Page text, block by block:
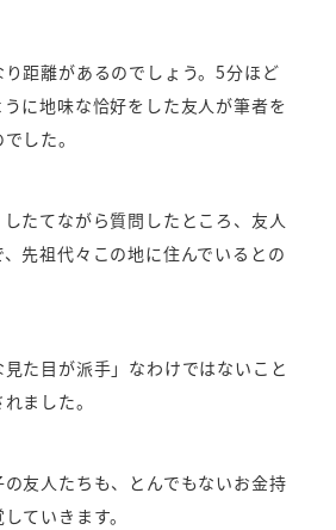
距離があるのでしょう。5分ほど
に地味な恰好をした友人が筆者を
した。
たてながら質問したところ、友人
先祖代々この地に住んでいるとの
見た目が派手」なわけではないこと
ました。
友人たちも、とんでもないお金持
ていきます。